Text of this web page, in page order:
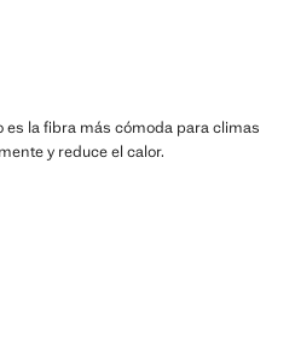
es la fibra más cómoda para climas
y reduce el calor.